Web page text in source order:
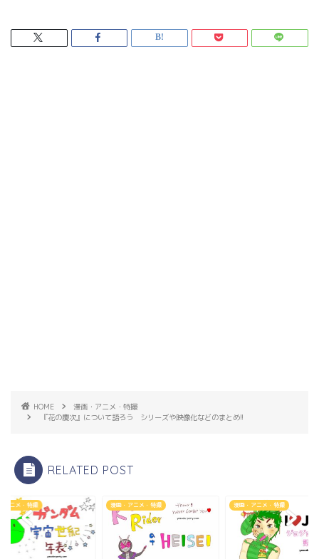
HOME
漫画・アニメ・特撮
『花の慶次』について語ろう シリーズや映像化などのまとめ!!
RELATED POST
アニメ・特撮 漫画・アニメ・特撮 漫画・アニメ・特撮